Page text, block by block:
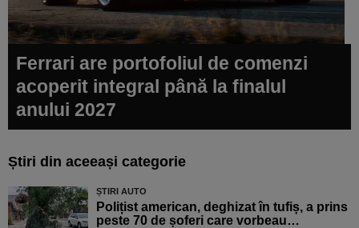
Ferrari are portofoliul de comenzi
acoperit integral până la finalul
anului 2027
Știri din aceeași categorie
ȘTIRI AUTO
Polițist american, deghizat în tufiș, a prins
peste 70 de șoferi care vorbeau…